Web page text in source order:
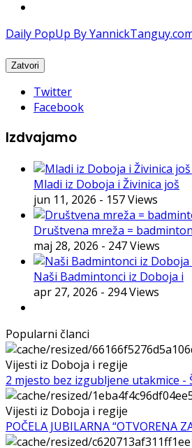
Daily PopUp By
Twitter
Facebook
Izdvajamo
Mladi iz Doboja i Živinica još
jun 11, 2026 - 157 Views
Društvena mreža =
maj 28, 2026 - 247 Views
Naši Badmintonci iz Doboja i
apr 27, 2026 - 294 Views
Popularni članci
Vijesti iz Doboja i regije
2 mjesto bez izgubljene utakmice -
Vijesti iz Doboja i regije
POČELA JUBILARNA “OTVORENA